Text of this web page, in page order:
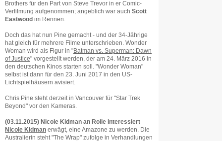
Brothers für den Part von Steve Trevor in er Comic-
Verfilmung aufgenommen; angeblich war auch Scott
Eastwood im Rennen.
Doch das hat nun Pine gemacht - und der 34-Jährige
hat gleich für mehrere Filme unterschrieben. Wonder
Woman wird als Figur in "Batman vs. Superman: Dawn
of Justice" vorgestellt werden, der am 24. März 2016 in
den deutschen Kinos starten soll. "Wonder Woman"
selbst ist dann für den 23. Juni 2017 in den US-
Lichtspielhäusern avisiert.
Chris Pine steht derzeit in Vancouver für "Star Trek
Beyond" vor den Kameras.
(03.11.2015) Nicole Kidman an Rolle interessiert
Nicole Kidman erwägt, eine Amazone zu werden. Die
Australierin steht "The Wrap" zufolge in Verhandlungen